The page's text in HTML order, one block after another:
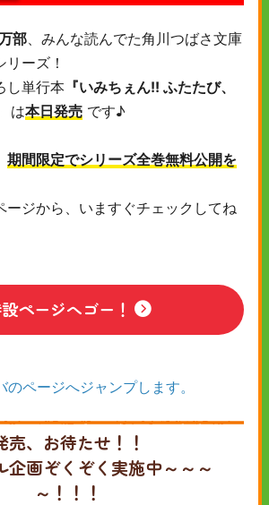
部 、みんな読んでた角川つばさ文庫
ーズ！
し単行本 『いみちぇん!! ふたたび、
は本日発売 です♪
期間限定でシリーズ全巻無料公開を
ージから、いますぐチェックしてね
ページへゴー！
のページへジャンプします。
売、お待たせ！！
企画ぞくぞく実施中～～～
～！！！